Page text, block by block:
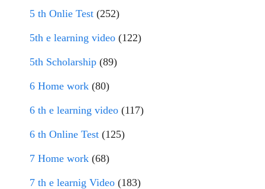
5 th Onlie Test (252)
5th e learning video (122)
5th Scholarship (89)
6 Home work (80)
6 th e learning video (117)
6 th Online Test (125)
7 Home work (68)
7 th e learnig Video (183)